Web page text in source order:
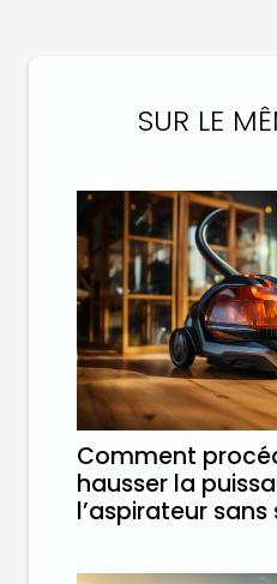
SUR LE
Comment
hausser la
l’aspirateur sans